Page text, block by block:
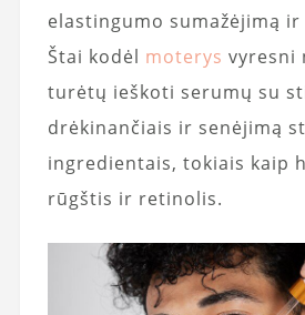
elastingumo sumažėjimą
Štai kodėl moterys vyresni
turėtų ieškoti serumų su
drėkinančiais ir senėjimą
ingredientais, tokiais kaip
rūgštis ir retinolis.